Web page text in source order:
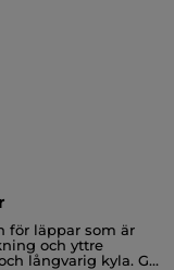
för läppar som är
och yttre
långvarig kyla. Ge